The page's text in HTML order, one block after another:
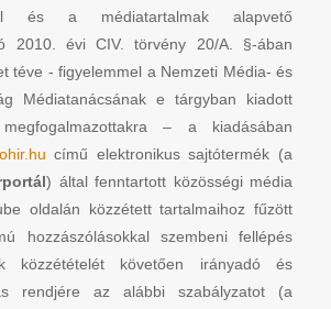
és a médiatartalmak alapvető
2010. évi CIV. törvény 20/A. §-ában
téve - figyelemmel a Nemzeti Média- és
Médiatanácsának e tárgyban kiadott
– a kiadásában
című elektronikus sajtótermék (a
) által fenntartott közösségi média
oldalán közzétett tartalmaihoz fűzött
hozzászólásokkal szembeni fellépés
közzétételét követően irányadó és
rendjére az alábbi szabályzatot (a